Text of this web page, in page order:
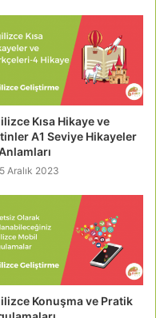
Kısa Hikaye ve
A1 Seviye Hikayeler
Aralık 2023
Konuşma ve Pratik